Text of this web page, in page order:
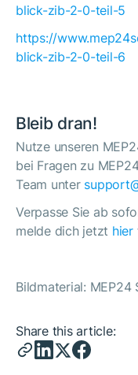
blick-zib-2-0-teil-5
https://
blick-zib-2-0-teil-6
Bleib dran!
Nutze unseren
bei Fragen zu
Team unter
Verpasse Sie ab
melde dich jetzt hier
Bildmaterial: MEP24
Share this article: